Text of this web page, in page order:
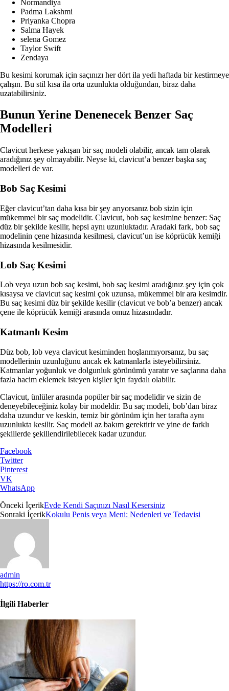
Normandiya
Padma Lakshmi
Priyanka Chopra
Salma Hayek
selena Gomez
Taylor Swift
Zendaya
Bu kesimi korumak için saçınızı her dört ila yedi haftada bir kestirmeye
çalışın. Bu stil kısa ila orta uzunlukta olduğundan, biraz daha
uzatabilirsiniz.
Bunun Yerine Denenecek Benzer Saç
Modelleri
Clavicut herkese yakışan bir saç modeli olabilir, ancak tam olarak
aradığınız şey olmayabilir. Neyse ki, clavicut’a benzer başka saç
modelleri de var.
Bob Saç Kesimi
Eğer clavicut’tan daha kısa bir şey arıyorsanız bob sizin için
mükemmel bir saç modelidir. Clavicut, bob saç kesimine benzer: Saç
düz bir şekilde kesilir, hepsi aynı uzunluktadır. Aradaki fark, bob saç
modelinin çene hizasında kesilmesi, clavicut’un ise köprücük kemiği
hizasında kesilmesidir.
Lob Saç Kesimi
Lob veya uzun bob saç kesimi, bob saç kesimi aradığınız şey için çok
kısaysa ve clavicut saç kesimi çok uzunsa, mükemmel bir ara kesimdir.
Bu saç kesimi düz bir şekilde kesilir (clavicut ve bob’a benzer) ancak
çene ile köprücük kemiği arasında omuz hizasındadır.
Katmanlı Kesim
Düz bob, lob veya clavicut kesiminden hoşlanmıyorsanız, bu saç
modellerinin uzunluğunu ancak ek katmanlarla isteyebilirsiniz.
Katmanlar yoğunluk ve dolgunluk görünümü yaratır ve saçlarına daha
fazla hacim eklemek isteyen kişiler için faydalı olabilir.
Clavicut, ünlüler arasında popüler bir saç modelidir ve sizin de
deneyebileceğiniz kolay bir modeldir. Bu saç modeli, bob’dan biraz
daha uzundur ve keskin, temiz bir görünüm için her tarafta aynı
uzunlukta kesilir. Saç modeli az bakım gerektirir ve yine de farklı
şekillerde şekillendirilebilecek kadar uzundur.
Facebook
Twitter
Pinterest
VK
WhatsApp
Önceki İçerikEvde Kendi Saçınızı Nasıl Kesersiniz
Sonraki İçerikKokulu Penis veya Meni: Nedenleri ve Tedavisi
admin
https://ro.com.tr
İlgili Haberler